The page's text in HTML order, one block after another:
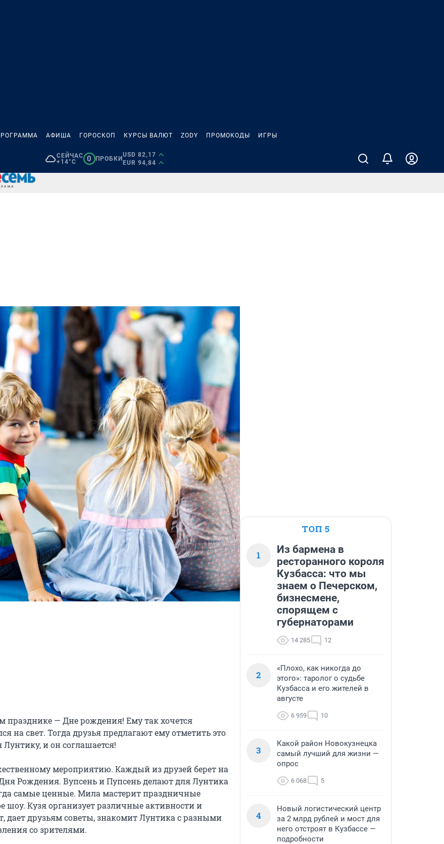
АФИША ГОРОСКОП КУРСЫ ВАЛЮТ ZODY ПРОМОКОДЫ ИГРЫ
СЕЙЧАС
+14°C
0 ПРОБКИ
USD 82,17
EUR 94,84
— Дне рождения! Ему так хочется
на свет. Тогда друзья предлагают ему отметить это
и он соглашается!
мероприятию. Каждый из друзей берет на
Рождения. Вупсень и Пупсень делают для Лунтика
самые ценные. Мила мастерит праздничные
Кузя организует различные активности и
друзьям советы, знакомит Лунтика с разными
со зрителями.
ТОП 5
1
Из бармена в
ресторанного короля
Кузбасса: что мы
знаем о Печерском,
бизнесмене,
спорящем с
губернаторами
14 285 12
2
«Плохо, как никогда до
этого»: таролог о судьбе
Кузбасса и его жителей в
августе
6 959 10
3
Какой район Новокузнецка
самый лучший для жизни —
опрос
6 068 5
4
Новый логистический центр
за 2 млрд рублей и мост для
него отстроят в Кузбассе —
подробности